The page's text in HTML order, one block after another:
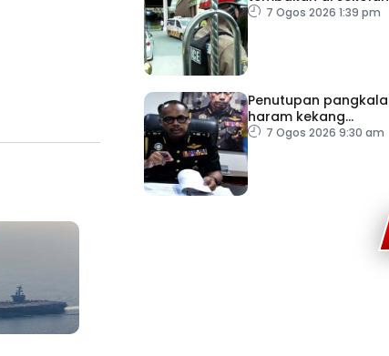
aminoVITAL® Bersama Pempengaruh Larian Antarabangsa
7 Ogos 2026 1:39 pm
Penutupan
haram kekang
penyeludupan di
7 Ogos 2026 9:30 am